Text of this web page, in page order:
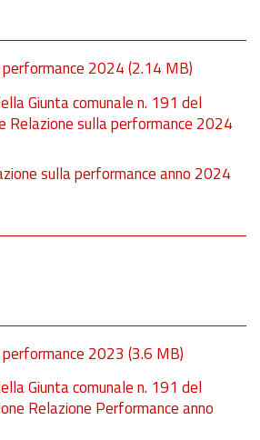
2024(2.14 MB)
Giunta comunale n. 191 del
sulla performance 2024
sulla performance anno 2024
2023 (3.6 MB)
Giunta comunale n. 191 del
Relazione Performance anno